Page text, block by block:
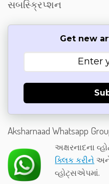
સબસ્ક્રિપ્શન
Get new
Aksharnaad Whatsapp
અક્ષરનાદના
ક્લિક કરીને અને
વ્હોટ્સએપમાં.